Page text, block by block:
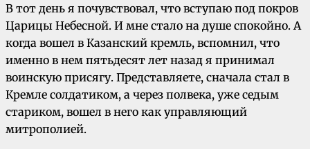
В тот день я почувствовал, что вступаю под покров
Царицы Небесной. И мне стало на душе спокойно. А
когда вошел в Казанский кремль, вспомнил, что
именно в нем пятьдесят лет назад я принимал
воинскую присягу. Представляете, сначала стал в
Кремле солдатиком, а через полвека, уже седым
стариком, вошел в него как управляющий
митрополией.